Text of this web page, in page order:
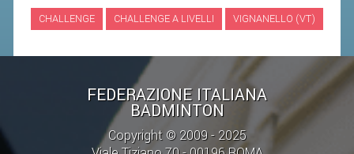
CHALLENGE CHALLENGE A LIVELLI VIGNANELLO (VT)
FEDERAZIONE ITALIANA
BADMINTON
Copyright © 2009 - 2025
CTF – PALABADMINTON
ATLETI D'INTERESSE NAZIONALE
SCHEDE ATLETI
VOLA CON NOI